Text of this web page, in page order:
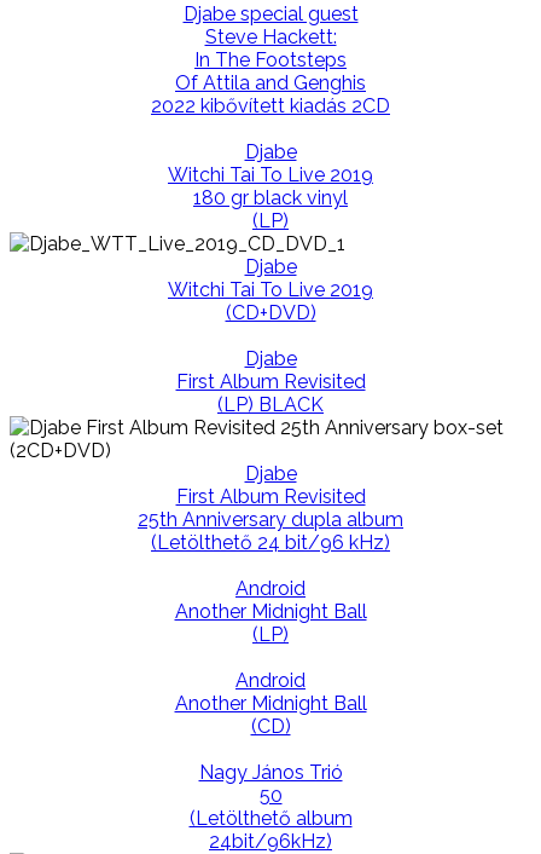
Djabe special guest
Steve Hackett:
In The Footsteps
Of Attila and Genghis
2022 kibővített kiadás 2CD
Djabe
Witchi Tai To Live 2019
180 gr black vinyl
(LP)
Djabe
Witchi Tai To Live 2019
(CD+DVD)
Djabe
First Album Revisited
(LP) BLACK
Djabe
First Album Revisited
25th Anniversary dupla album
(Letölthető 24 bit/96 kHz)
Android
Another Midnight Ball
(LP)
Android
Another Midnight Ball
(CD)
Nagy János Trió
50
(Letölthető album
24bit/96kHz)